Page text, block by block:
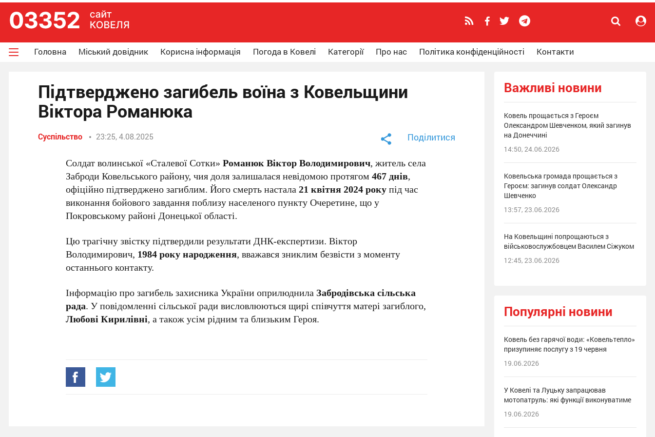
Головна Міський довідник Корисна інформація Погода в Ковелі Категорії Про нас Політика конфіденційності Контакти
Підтверджено загибель воїна з Ковельщини
Віктора Романюка
Суспільство 23:25, 4.08.2025 Поділитися
Солдат волинської «Сталевої Сотки»Романюк Віктор Володимирович, житель села
Заброди Ковельського району, чия доля залишалася невідомою протягом467 днів,
офіційно підтверджено загиблим. Його смерть настала21 квітня 2024 рокупід час
виконання бойового завдання поблизу населеного пункту Очеретине, що у
Покровському районі Донецької області.
Цю трагічну звістку підтвердили результати ДНК-експертизи. Віктор
Володимирович, 1984 року народження, вважався зниклим безвісти з моменту
останнього контакту.
Інформацію про загибель захисника України оприлюднила Забродівська сільська
рада. У повідомленні сільської ради висловлюються щирі співчуття матері загиблого,
Любові Кирилівні, а також усім рідним та близьким Героя.
Важливі новини
Ковель прощається з Героєм
Олександром Шевченком, який загинув
на Донеччині
14:50, 24.06.2026
Ковельська громада прощається з
Героєм: загинув солдат Олександр
Шевченко
13:57, 23.06.2026
На Ковельщині попрощаються з
військовослужбовцем Василем Сіжуком
12:45, 23.06.2026
Популярні новини
Ковель без гарячої води: «Ковельтепло»
призупиняє послугу з 19 червня
19.06.2026
У Ковелі та Луцьку запрацював
мотопатруль: які функції виконуватиме
19.06.2026